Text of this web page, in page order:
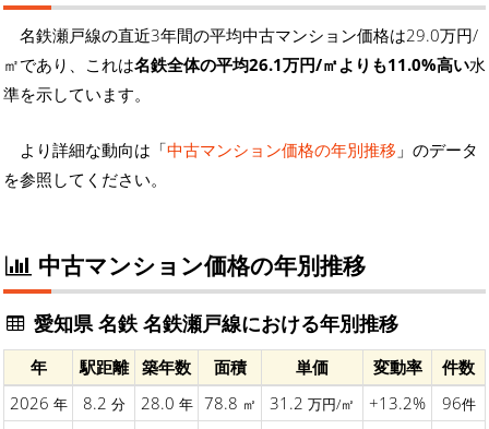
名鉄瀬戸線の直近3年間の平均中古マンション価格は29.0万円/
㎡であり、これは名鉄全体の平均26.1万円/㎡よりも11.0%高い水
準を示しています。
より詳細な動向は「中古マンション価格の年別推移 」のデータ
を参照してください。
中古マンション価格の年別推移
愛知県 名鉄 名鉄瀬戸線における年別推移
年 駅距離 築年数 面積 単価 変動率
件数
2026 年 8.2 分 28.0 年 78.8 ㎡ 31.2 万円/㎡ +13.2% 96件